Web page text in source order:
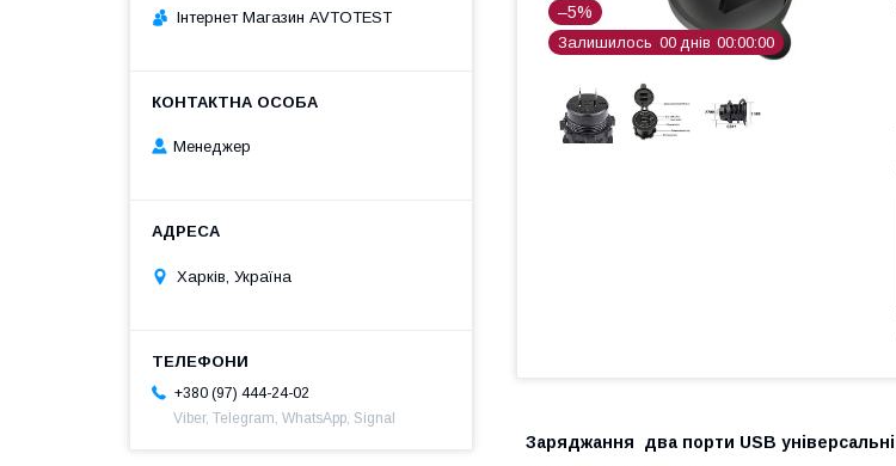
–5%
Залишилось 00 днів 00 00 00
Заряджання два порти USB універсальні
Інтернет Магазин AVTOTEST
Менеджер
Харків, Україна
+380 (97) 444-24-02
Viber, Telegram, WhatsApp, Signal